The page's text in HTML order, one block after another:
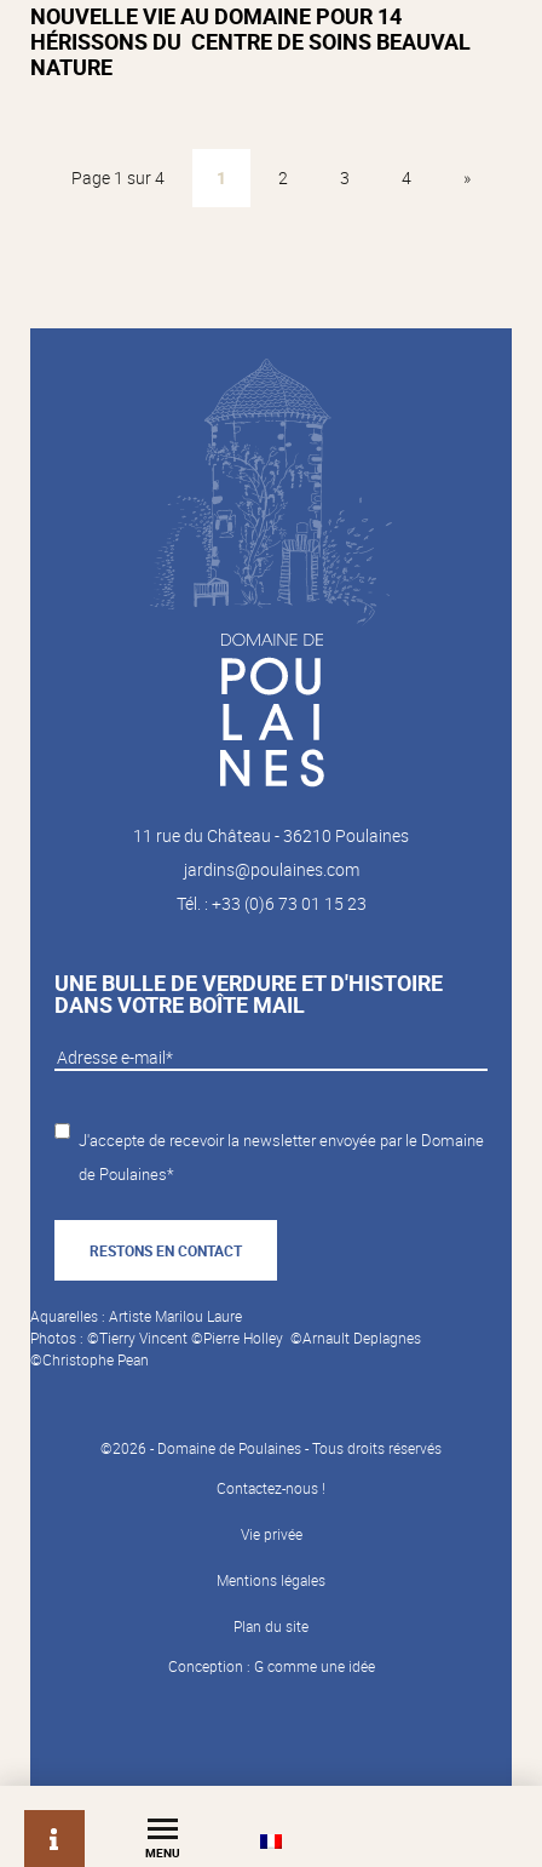
info
MENU
NOUVELLE VIE AU DOMAINE POUR 14
HÉRISSONS DU CENTRE DE SOINS BEAUVAL
NATURE
Page 1 sur 4 1 2 3 4 »
11 rue du Château - 36210 Poulaines
jardins@poulaines.com
Tél. : +33 (0)6 73 01 15 23
UNE BULLE DE VERDURE ET D'HISTOIRE
DANS VOTRE BOÎTE MAIL
J'accepte de recevoir la newsletter envoyée par le Domaine
de Poulaines*
RESTONS EN CONTACT
Aquarelles : Artiste Marilou Laure
Photos : ©Tierry Vincent ©Pierre Holley ©Arnault Deplagnes
©Christophe Pean
©2026 - Domaine de Poulaines - Tous droits réservés
Contactez-nous !
Vie privée
Mentions légales
Plan du site
Conception : G comme une idée